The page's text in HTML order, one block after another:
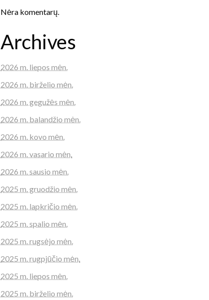
Nėra komentarų.
Archives
2026 m. liepos mėn.
2026 m. birželio mėn.
2026 m. gegužės mėn.
2026 m. balandžio mėn.
2026 m. kovo mėn.
2026 m. vasario mėn.
2026 m. sausio mėn.
2025 m. gruodžio mėn.
2025 m. lapkričio mėn.
2025 m. spalio mėn.
2025 m. rugsėjo mėn.
2025 m. rugpjūčio mėn.
2025 m. liepos mėn.
2025 m. birželio mėn.